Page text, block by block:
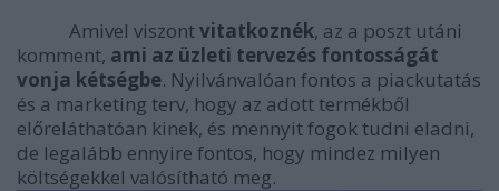
Amivel viszontvitatkoznék, az a poszt utáni
komment, ami az üzleti tervezés fontosságát
vonja kétségbe. Nyilvánvalóan fontos a piackutatás
és a marketing terv, hogy az adott termékből
előreláthatóan kinek, és mennyit fogok tudni eladni,
de legalább ennyire fontos, hogy mindez milyen
költségekkel valósítható meg.